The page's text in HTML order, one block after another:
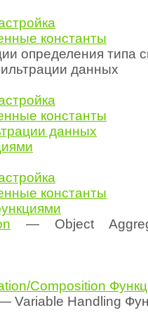
константы
определения типа
данных
константы
данных
константы
— Object
Composition
Variable Handling